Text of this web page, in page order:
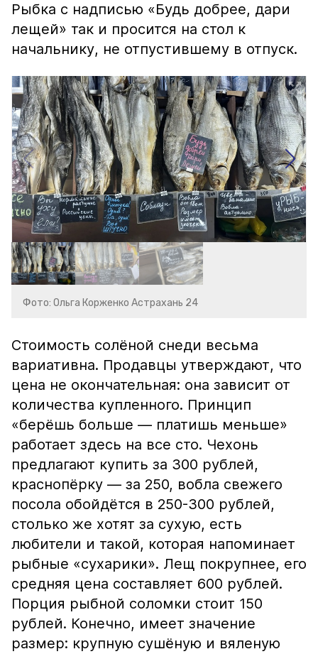
Рыбка с надписью «Будь добрее, дари
лещей» так и просится на стол к
начальнику, не отпустившему в отпуск.
Фото: Ольга Корженко Астрахань 24
Стоимость солёной снеди весьма
вариативна. Продавцы утверждают, что
цена не окончательная: она зависит от
количества купленного. Принцип
«берёшь больше — платишь меньше»
работает здесь на все сто. Чехонь
предлагают купить за 300 рублей,
краснопёрку — за 250, вобла свежего
посола обойдётся в 250-300 рублей,
столько же хотят за сухую, есть
любители и такой, которая напоминает
рыбные «сухарики». Лещ покрупнее, его
средняя цена составляет 600 рублей.
Порция рыбной соломки стоит 150
рублей. Конечно, имеет значение
размер: крупную сушёную и вяленую